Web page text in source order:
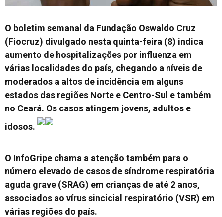
O boletim semanal da Fundação Oswaldo Cruz
(Fiocruz) divulgado nesta quinta-feira (8) indica
aumento de hospitalizações por influenza em
várias localidades do país, chegando a níveis de
moderados a altos de incidência em alguns
estados das regiões Norte e Centro-Sul e também
no Ceará. Os casos atingem jovens, adultos e
idosos.
O InfoGripe chama a atenção também para o
número elevado de casos de síndrome respiratória
aguda grave (SRAG) em crianças de até 2 anos,
associados ao vírus sincicial respiratório (VSR) em
várias regiões do país.